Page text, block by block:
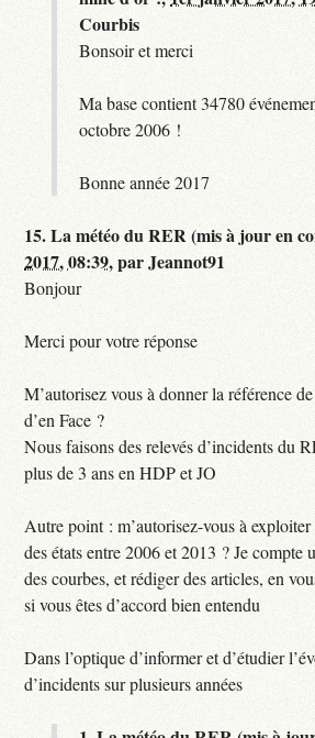
Courbis
Bonsoir et merci
Ma base contient 34780
octobre 2006 !
Bonne année 2017
15.La météo du RER (mis à jour en
2017, 08:39,parJeannot91
Bonjour
Merci pour votre réponse
M’autorisez vous à donner la référence
d’en Face ?
Nous faisons des relevés d’incidents du
plus de 3 ans en HDP et JO
Autre point : m’autorisez-vous à
des états entre 2006 et 2013 ? Je compte
des courbes, et rédiger des articles, en
si vous êtes d’accord bien entendu
Dans l’optique d’informer et d’étudier
d’incidents sur plusieurs années